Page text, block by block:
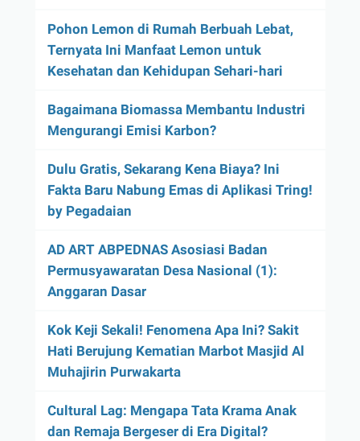
Pohon Lemon di Rumah Berbuah Lebat,
Ternyata Ini Manfaat Lemon untuk
Kesehatan dan Kehidupan Sehari-hari
Bagaimana Biomassa Membantu Industri
Mengurangi Emisi Karbon?
Dulu Gratis, Sekarang Kena Biaya? Ini
Fakta Baru Nabung Emas di Aplikasi Tring!
by Pegadaian
AD ART ABPEDNAS Asosiasi Badan
Permusyawaratan Desa Nasional (1):
Anggaran Dasar
Kok Keji Sekali! Fenomena Apa Ini? Sakit
Hati Berujung Kematian Marbot Masjid Al
Muhajirin Purwakarta
Cultural Lag: Mengapa Tata Krama Anak
dan Remaja Bergeser di Era Digital?